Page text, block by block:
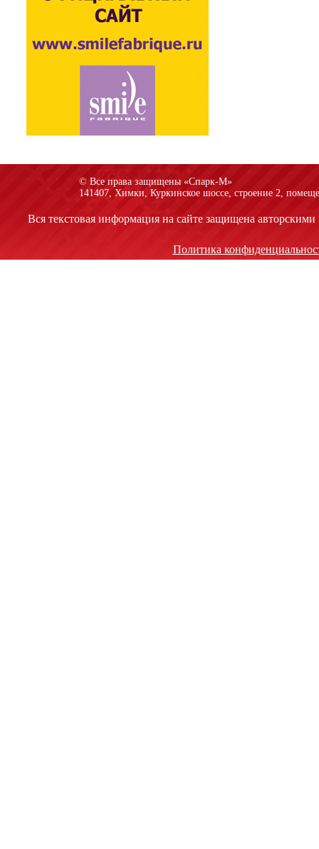
© Все права защищены «Спарк-M»
141407, Химки, Куркинское шоссе, строение 2,
Вся текстовая информация на сайте защищена
Политика